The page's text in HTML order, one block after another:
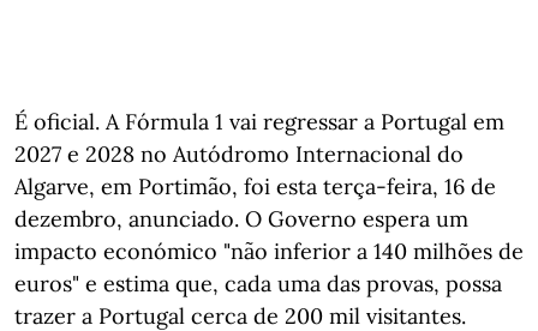
É oficial. A Fórmula 1 vai regressar a Portugal em
2027 e 2028 no Autódromo Internacional do
Algarve, em Portimão, foi esta terça-feira, 16 de
dezembro, anunciado. O Governo espera um
impacto económico "não inferior a 140 milhões de
euros" e estima que, cada uma das provas, possa
trazer a Portugal cerca de 200 mil visitantes.